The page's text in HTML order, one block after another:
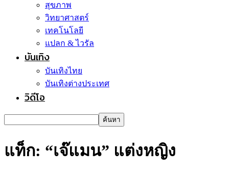
สุขภาพ
วิทยาศาสตร์
เทคโนโลยี
แปลก & ไวรัล
บันเทิง
บันเทิงไทย
บันเทิงต่างประเทศ
วิดีโอ
แท็ก: “เจ๊แมน” แต่งหญิง